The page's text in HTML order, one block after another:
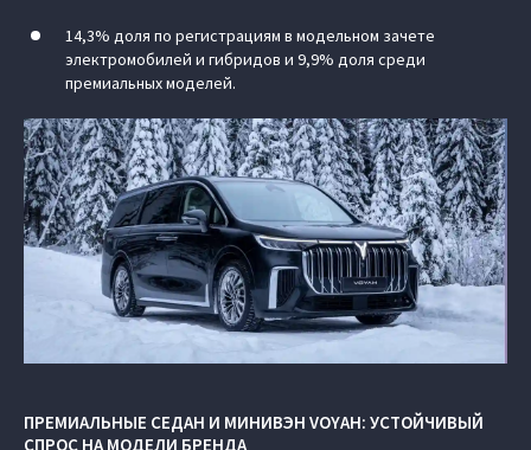
14,3% доля по регистрациям в модельном зачете
электромобилей и гибридов и 9,9% доля среди
премиальных моделей.
ПРЕМИАЛЬНЫЕ СЕДАН И МИНИВЭН VOYAH: УСТОЙЧИВЫЙ
СПРОС НА МОДЕЛИ БРЕНДА